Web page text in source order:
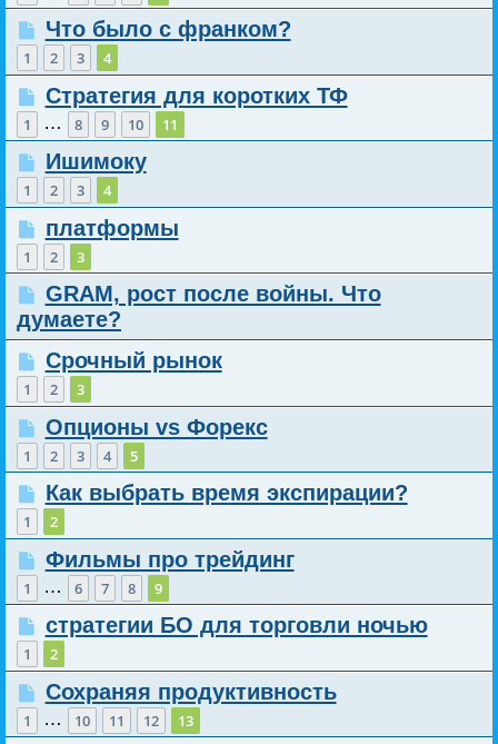
Что было с франком?
1 2 3 4
Стратегия для коротких ТФ
1 … 8 9 10 11
Ишимоку
1 2 3 4
платформы
1 2 3
GRAM, рост после войны. Что
думаете?
Срочный рынок
1 2 3
Опционы vs Форекс
1 2 3 4 5
Как выбрать время экспирации?
1 2
Фильмы про трейдинг
1 … 6 7 8 9
стратегии БО для торговли ночью
1 2
Сохраняя продуктивность
1 … 10 11 12 13